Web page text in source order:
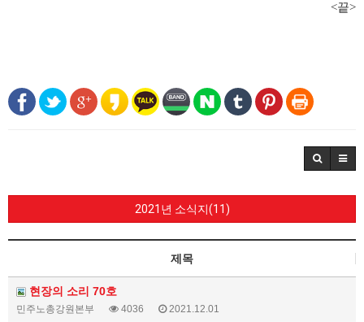
<끝>
2021년 소식지(11)
제목
현장의 소리 70호
민주노총강원본부 4036 2021.12.01